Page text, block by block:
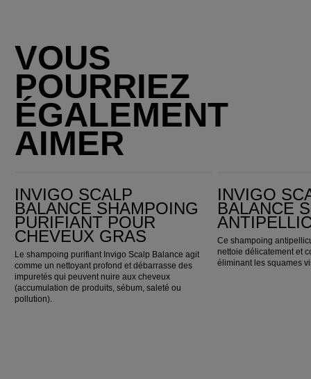
VOUS
POURRIEZ
ÉGALEMENT
AIMER
INVIGO SCALP
BALANCE SHAMPOING
PURIFIANT POUR
CHEVEUX GRAS
Le shampoing purifiant Invigo Scalp Balance agit
comme un nettoyant profond et débarrasse des
impuretés qui peuvent nuire aux cheveux
(accumulation de produits, sébum, saleté ou
pollution).
INVIGO
BALANCE
Ce shampoing
nettoie délicatement et
éliminant les squames